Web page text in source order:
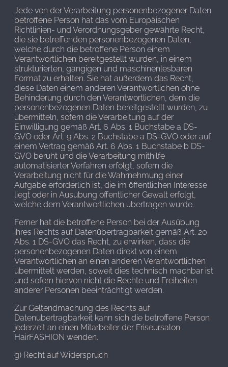
Jede von der Verarbeitung personenbezogener Daten
betroffene Person hat das vom Europäischen
Richtlinien- und Verordnungsgeber gewährte Recht,
die sie betreffenden personenbezogenen Daten,
welche durch die betroffene Person einem
Verantwortlichen bereitgestellt wurden, in einem
strukturierten, gängigen und maschinenlesbaren
Format zu erhalten. Sie hat außerdem das Recht,
diese Daten einem anderen Verantwortlichen ohne
Behinderung durch den Verantwortlichen, dem die
personenbezogenen Daten bereitgestellt wurden, zu
übermitteln, sofern die Verarbeitung auf der
Einwilligung gemäß Art. 6 Abs. 1 Buchstabe a DS-
GVO oder Art. 9 Abs. 2 Buchstabe a DS-GVO oder auf
einem Vertrag gemäß Art. 6 Abs. 1 Buchstabe b DS-
GVO beruht und die Verarbeitung mithilfe
automatisierter Verfahren erfolgt, sofern die
Verarbeitung nicht für die Wahrnehmung einer
Aufgabe erforderlich ist, die im öffentlichen Interesse
liegt oder in Ausübung öffentlicher Gewalt erfolgt,
welche dem Verantwortlichen übertragen wurde.
Ferner hat die betroffene Person bei der Ausübung
ihres Rechts auf Datenübertragbarkeit gemäß Art. 20
Abs. 1 DS-GVO das Recht, zu erwirken, dass die
personenbezogenen Daten direkt von einem
Verantwortlichen an einen anderen Verantwortlichen
übermittelt werden, soweit dies technisch machbar ist
und sofern hiervon nicht die Rechte und Freiheiten
anderer Personen beeinträchtigt werden.
Zur Geltendmachung des Rechts auf
Datenübertragbarkeit kann sich die betroffene Person
jederzeit an einen Mitarbeiter der Friseursalon
HairFASHION wenden.
g) Recht auf Widerspruch